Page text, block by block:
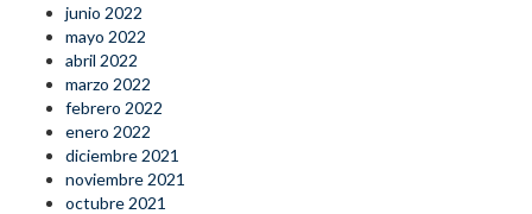
junio 2022
mayo 2022
abril 2022
marzo 2022
febrero 2022
enero 2022
diciembre 2021
noviembre 2021
octubre 2021